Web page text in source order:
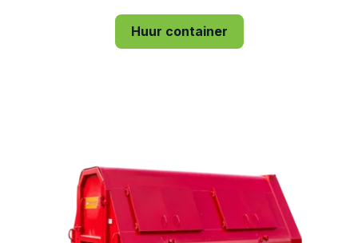
Huur container